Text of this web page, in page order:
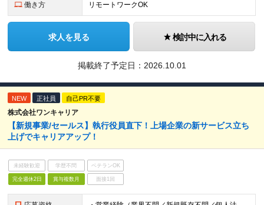
働き方 リモートワークOK
求人を見る 検討中に入れる
掲載終了予定日： 2026.10.01
NEW 正社員 自己PR不要
株式会社ワンキャリア
【新規事業/セールス】執行役員直下！上場企業の新サービス立ち
上げでキャリアアップ！
未経験歓迎 学歴不問 ベテランOK
完全週休2日 賞与複数月 面接1回